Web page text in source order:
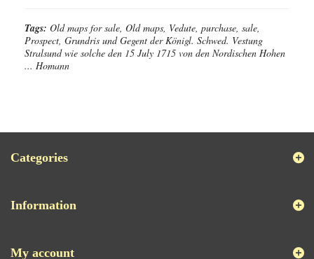
Tags: Old maps for sale, Old maps, Vedute, purchase, sale,
Prospect, Grundris und Gegent der Königl. Schwed. Vestung
Stralsund wie solche den 15 July 1715 von den Nordischen Hohen
... Homann
Categories
Information
My account